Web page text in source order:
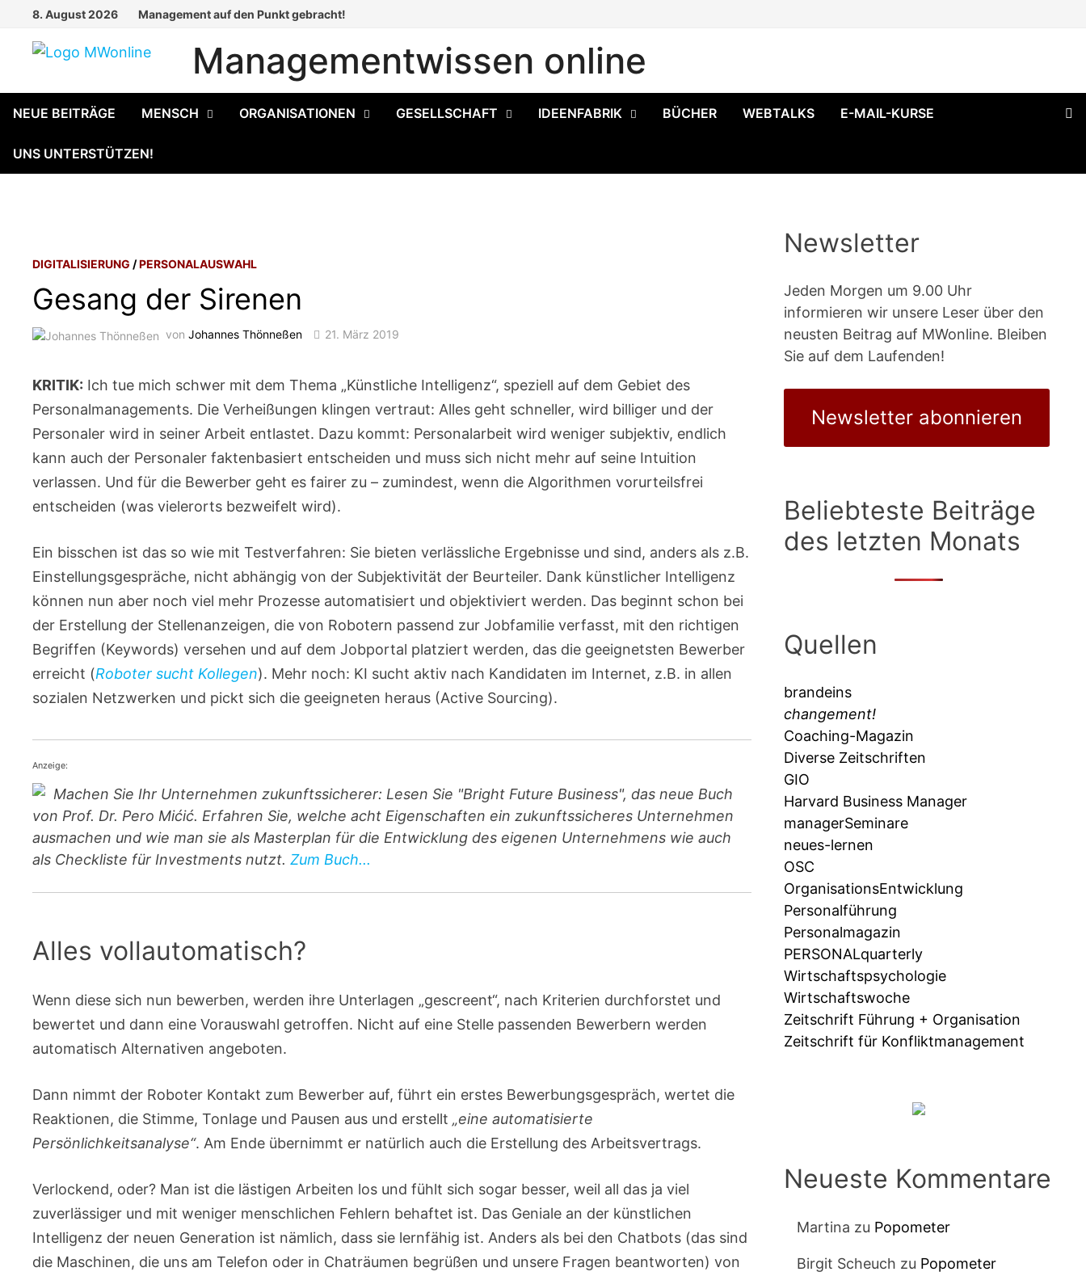
springen
8. August 2026 Management auf den Punkt gebracht!
Managementwissen online
NEUE BEITRÄGE MENSCH ORGANISATIONEN GESELLSCHAFT IDEENFABRIK BÜCHER WEBTALKS E-MAIL-KURSE
UNS UNTERSTÜTZEN!
DIGITALISIERUNG /PERSONALAUSWAHL
Gesang der Sirenen
vonJohannes Thönneßen 21. März 2019
KRITIK: Ich tue mich schwer mit dem Thema „Künstliche Intelligenz“, speziell auf dem Gebiet des
Personalmanagements. Die Verheißungen klingen vertraut: Alles geht schneller, wird billiger und der
Personaler wird in seiner Arbeit entlastet. Dazu kommt: Personalarbeit wird weniger subjektiv, endlich
kann auch der Personaler faktenbasiert entscheiden und muss sich nicht mehr auf seine Intuition
verlassen. Und für die Bewerber geht es fairer zu – zumindest, wenn die Algorithmen vorurteilsfrei
entscheiden (was vielerorts bezweifelt wird).
Ein bisschen ist das so wie mit Testverfahren: Sie bieten verlässliche Ergebnisse und sind, anders als z.B.
Einstellungsgespräche, nicht abhängig von der Subjektivität der Beurteiler. Dank künstlicher Intelligenz
können nun aber noch viel mehr Prozesse automatisiert und objektiviert werden. Das beginnt schon bei
der Erstellung der Stellenanzeigen, die von Robotern passend zur Jobfamilie verfasst, mit den richtigen
Begriffen (Keywords) versehen und auf dem Jobportal platziert werden, das die geeignetsten Bewerber
erreicht (Roboter sucht Kollegen). Mehr noch: KI sucht aktiv nach Kandidaten im Internet, z.B. in allen
sozialen Netzwerken und pickt sich die geeigneten heraus (Active Sourcing).
Anzeige:
Machen Sie Ihr Unternehmen zukunftssicherer: Lesen Sie "Bright Future Business", das neue Buch
von Prof. Dr. Pero Mićić. Erfahren Sie, welche acht Eigenschaften ein zukunftssicheres Unternehmen
ausmachen und wie man sie als Masterplan für die Entwicklung des eigenen Unternehmens wie auch
als Checkliste für Investments nutzt.Zum Buch...
Alles vollautomatisch?
Wenn diese sich nun bewerben, werden ihre Unterlagen „gescreent“, nach Kriterien durchforstet und
bewertet und dann eine Vorauswahl getroffen. Nicht auf eine Stelle passenden Bewerbern werden
automatisch Alternativen angeboten.
Dann nimmt der Roboter Kontakt zum Bewerber auf, führt ein erstes Bewerbungsgespräch, wertet die
Reaktionen, die Stimme, Tonlage und Pausen aus und erstellt„eine automatisierte
Persönlichkeitsanalyse“. Am Ende übernimmt er natürlich auch die Erstellung des Arbeitsvertrags.
Verlockend, oder? Man ist die lästigen Arbeiten los und fühlt sich sogar besser, weil all das ja viel
zuverlässiger und mit weniger menschlichen Fehlern behaftet ist. Das Geniale an der künstlichen
Intelligenz der neuen Generation ist nämlich, dass sie lernfähig ist. Anders als bei den Chatbots (das sind
die Maschinen, die uns am Telefon oder in Chaträumen begrüßen und unsere Fragen beantworten) von
Newsletter
Jeden Morgen um 9.00 Uhr
informieren wir unsere Leser über den
neusten Beitrag auf MWonline. Bleiben
Sie auf dem Laufenden!
Newsletter abonnieren
Beliebteste Beiträge
des letzten Monats
Quellen
brandeins
changement!
Coaching-Magazin
Diverse Zeitschriften
GIO
Harvard Business Manager
managerSeminare
neues-lernen
OSC
OrganisationsEntwicklung
Personalführung
Personalmagazin
PERSONALquarterly
Wirtschaftspsychologie
Wirtschaftswoche
Zeitschrift Führung + Organisation
Zeitschrift für Konfliktmanagement
Neueste Kommentare
Martina zu Popometer
Birgit Scheuch zu Popometer